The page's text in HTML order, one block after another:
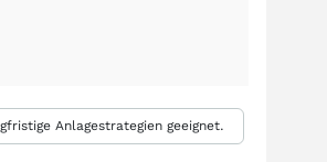
Anlagestrategien geeignet.